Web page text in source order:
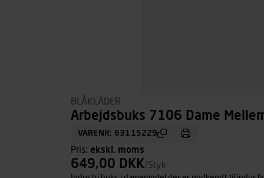
BLÅKLÄDER
Arbejdsbuks 7106 Dame
VARENR: 63115229
Pris: ekskl. moms
649,00 DKK/Styk